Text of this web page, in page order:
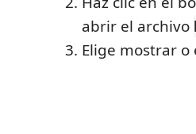
abrir el archivo
Elige mostrar